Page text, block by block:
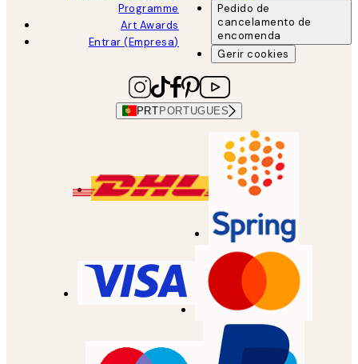
Programme
Art Awards
Entrar (Empresa)
Pedido de
cancelamento de
encomenda
Gerir cookies
PRT PORTUGUES